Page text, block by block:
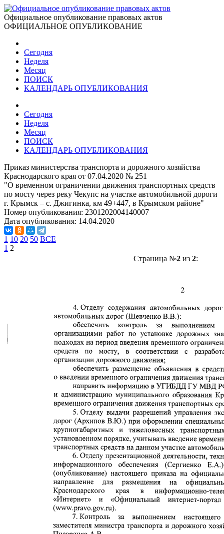
Официальное опубликование правовых актов
ОФИЦИАЛЬНОЕ ОПУБЛИКОВАНИЕ
Сегодня
Неделя
Месяц
ПОИСК
КАЛЕНДАРЬ ОПУБЛИКОВАНИЯ
Сегодня
Неделя
Месяц
ПОИСК
КАЛЕНДАРЬ ОПУБЛИКОВАНИЯ
Приказ министерства транспорта и дорожного хозяйства
Краснодарского края от 07.04.2020 № 251
"О временном ограничении движения транспортных средств
по мосту через реку Чекупс на участке автомобильной дороги
г. Крымск – с. Джигинка, км 49+447, в Крымском районе"
Номер опубликования: 2301202004140007
Дата опубликования: 14.04.2020
1 10 20 50 ВСЕ
1 2
Страница №2из 2: